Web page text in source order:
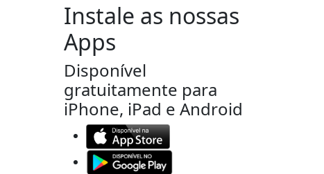
Instale as nossas
Apps
Disponível
gratuitamente para
iPhone, iPad e Android